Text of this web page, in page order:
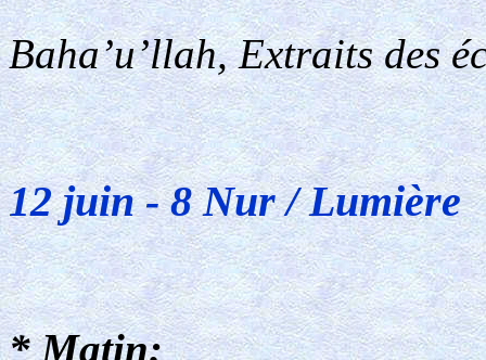
Baha’u’llah, Extraits des
12 juin - 8 Nur / Lumière
* Matin: